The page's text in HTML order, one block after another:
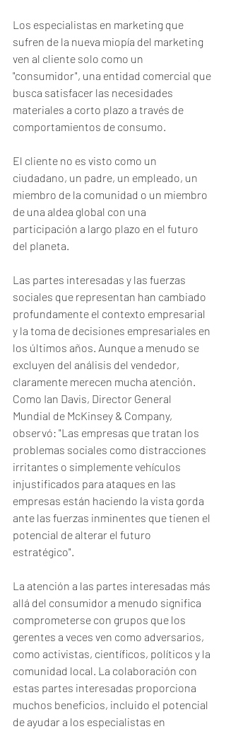
Los especialistas en marketing que
sufren de la nueva miopía del marketing
ven al cliente solo como un
"consumidor", una entidad comercial que
busca satisfacer las necesidades
materiales a corto plazo a través de
comportamientos de consumo.
El cliente no es visto como un
ciudadano, un padre, un empleado, un
miembro de la comunidad o un miembro
de una aldea global con una
participación a largo plazo en el futuro
del planeta.
Las partes interesadas y las fuerzas
sociales que representan han cambiado
profundamente el contexto empresarial
y la toma de decisiones empresariales en
los últimos años. Aunque a menudo se
excluyen del análisis del vendedor,
claramente merecen mucha atención.
Como Ian Davis, Director General
Mundial de McKinsey & Company,
observó: "Las empresas que tratan los
problemas sociales como distracciones
irritantes o simplemente vehículos
injustificados para ataques en las
empresas están haciendo la vista gorda
ante las fuerzas inminentes que tienen el
potencial de alterar el futuro
estratégico".
La atención a las partes interesadas más
allá del consumidor a menudo significa
comprometerse con grupos que los
gerentes a veces ven como adversarios,
como activistas, científicos, políticos y la
comunidad local. La colaboración con
estas partes interesadas proporciona
muchos beneficios, incluido el potencial
de ayudar a los especialistas en